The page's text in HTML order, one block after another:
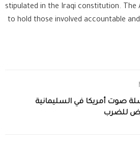
stipulated in the Iraqi constitution. The
to hold those involved accountable
صوت أمريكا في السليمانية
للضرب